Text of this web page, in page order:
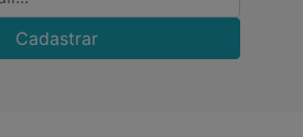
Cadastrar